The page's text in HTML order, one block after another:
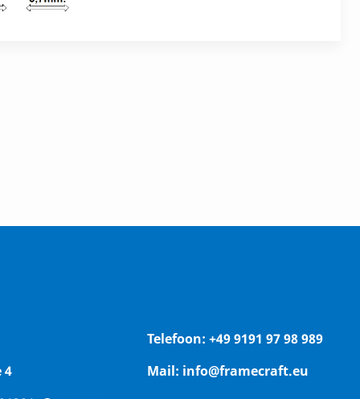
4
Telefoon: +49 9191 97 98 989
Mail: info@framecraft.eu